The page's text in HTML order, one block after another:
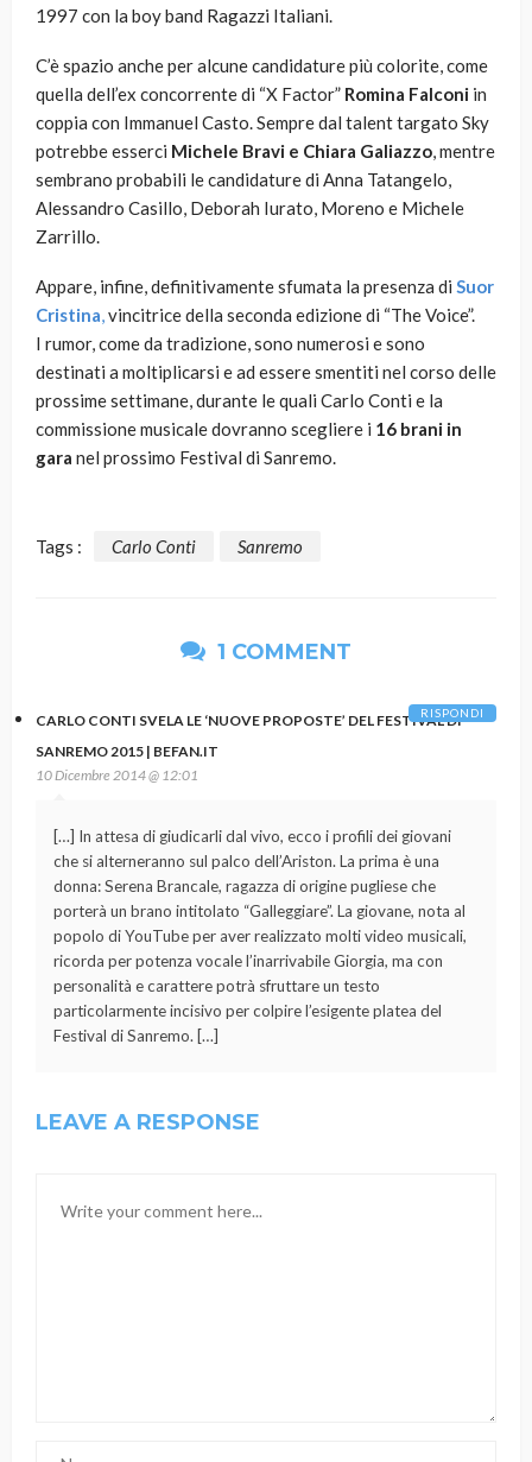
1997 con la boy band Ragazzi Italiani.
C’è spazio anche per alcune candidature più colorite, come
quella dell’ex concorrente di “X Factor” Romina Falconi in
coppia con Immanuel Casto. Sempre dal talent targato Sky
potrebbe esserci Michele Bravi e Chiara Galiazzo, mentre
sembrano probabili le candidature di Anna Tatangelo,
Alessandro Casillo, Deborah Iurato, Moreno e Michele
Zarrillo.
Appare, infine, definitivamente sfumata la presenza di Suor
Cristina,vincitrice della seconda edizione di “The Voice”.
I rumor, come da tradizione, sono numerosi e sono
destinati a moltiplicarsi e ad essere smentiti nel corso delle
prossime settimane, durante le quali Carlo Conti e la
commissione musicale dovranno scegliere i 16 brani in
gara nel prossimo Festival di Sanremo.
Tags : Carlo Conti Sanremo
1 COMMENT
CARLO CONTI SVELA LE ‘NUOVE PROPOSTE’ DEL FESTIVAL DI
SANREMO 2015 | BEFAN.IT
10 Dicembre 2014 @ 12:01
[…] In attesa di giudicarli dal vivo, ecco i profili dei giovani
che si alterneranno sul palco dell’Ariston. La prima è una
donna: Serena Brancale, ragazza di origine pugliese che
porterà un brano intitolato “Galleggiare”. La giovane, nota al
popolo di YouTube per aver realizzato molti video musicali,
ricorda per potenza vocale l’inarrivabile Giorgia, ma con
personalità e carattere potrà sfruttare un testo
particolarmente incisivo per colpire l’esigente platea del
Festival di Sanremo. […]
RISPONDI
LEAVE A RESPONSE